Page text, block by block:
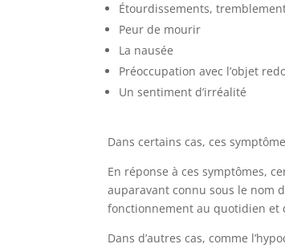
Étourdissements,
Peur de mourir
La nausée
Préoccupation avec l’objet
Un sentiment d’irréalité
Dans certains cas, ces
En réponse à ces symptômes,
auparavant connu sous le nom
fonctionnement au quotidien et
Dans d’autres cas, comme